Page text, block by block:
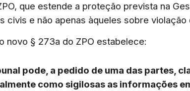
que estende a proteção prevista na
civis e não apenas àqueles sobre
novo § 273a do ZPO estabelece:
pode, a pedido de uma das partes,
como sigilosas as informações